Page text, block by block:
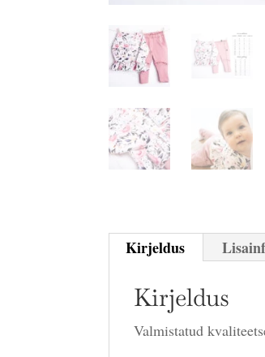
Kirjeldus
Kirjeldus
Valmistatud